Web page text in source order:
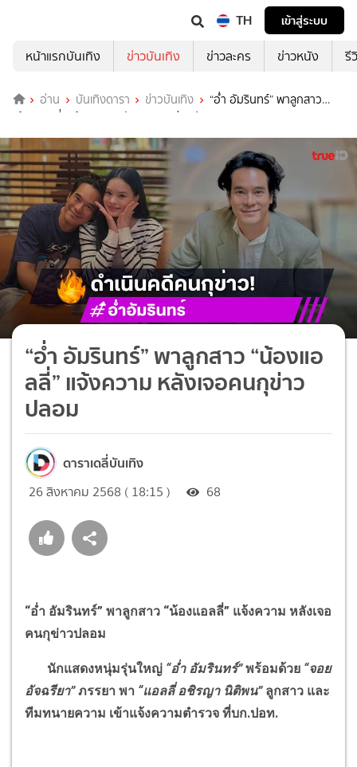
TH
เข้าสู่ระบบ
หน้าแรกบันเทิง
ข่าวบันเทิง ข่าวละคร ข่าวหนัง รี
อ่าน บันเทิงดารา ข่าวบันเทิง
“อ่ำ อัมรินทร์” พาลูกสาว
“น้องแอลลี่” แจ้งความ หลังเจอคนกุข่าวปลอม
“อ่ำ อัมรินทร์” พาลูกสาว “น้องแอ
ลลี่” แจ้งความ หลังเจอคนกุข่าว
ปลอม
ดาราเดลี่บันเทิง
26 สิงหาคม 2568 ( 18:15 ) 68
“อ่ำ อัมรินทร์” พาลูกสาว “น้องแอลลี่” แจ้งความ หลังเจอ
คนกุข่าวปลอม
นักแสดงหนุ่มรุ่นใหญ่ “อ่ำ อัมรินทร์”พร้อมด้วย “จอย
อัจฉรียา” ภรรยา พา “แอลลี่ อชิรญา นิติพน” ลูกสาว และ
ทีมทนายความ เข้าแจ้งความตำรวจ ที่บก.ปอท.